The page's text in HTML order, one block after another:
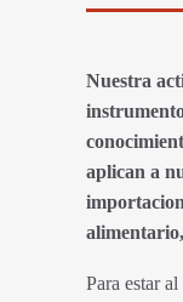
Nuestra
aplican a
Para estar